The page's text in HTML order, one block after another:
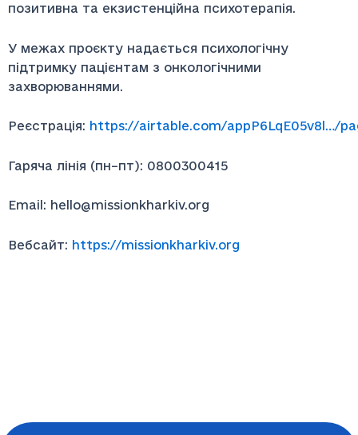
позитивна та екзистенційна психотерапія.
У межах проєкту надається психологічну
підтримку пацієнтам з онкологічними
захворюваннями.
Реєстрація: https://airtable.com/appP6LqE05v8l…/
Гаряча лінія (пн–пт): 0800300415
Email: hello@missionkharkiv.org
Вебсайт: https://missionkharkiv.org